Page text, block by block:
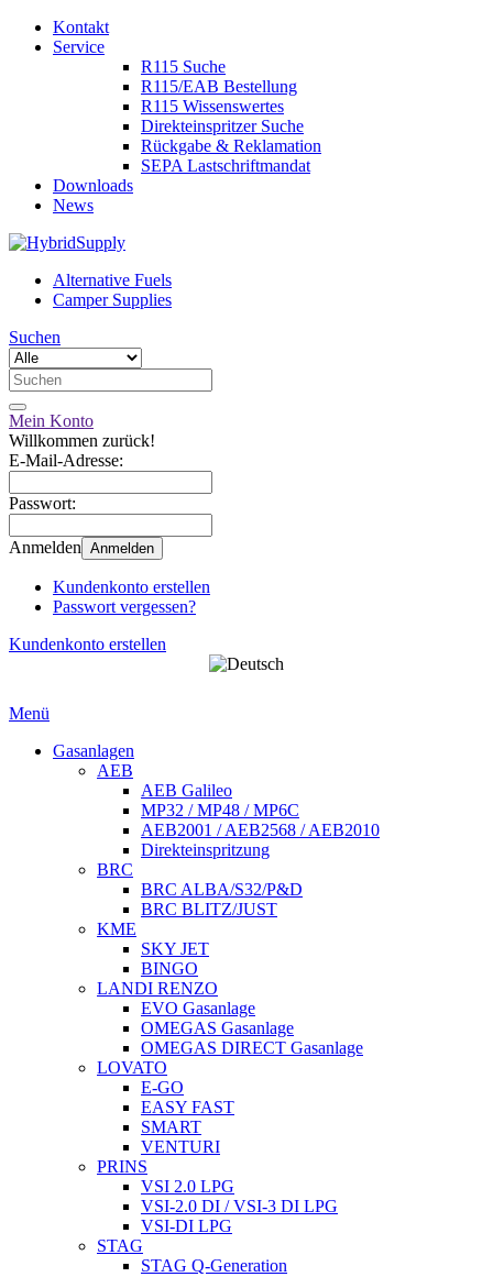
Kontakt
Service
R115 Suche
R115/EAB Bestellung
R115 Wissenswertes
Direkteinspritzer Suche
Rückgabe & Reklamation
SEPA Lastschriftmandat
Downloads
News
Alternative Fuels
Camper Supplies
Suchen
Mein Konto
Willkommen zurück!
E-Mail-Adresse:
Passwort:
Anmelden Anmelden
Kundenkonto erstellen
Passwort vergessen?
Kundenkonto erstellen
Menü
Gasanlagen
AEB
AEB Galileo
MP32 / MP48 / MP6C
AEB2001 / AEB2568 / AEB2010
Direkteinspritzung
BRC
BRC ALBA/S32/P&D
BRC BLITZ/JUST
KME
SKY JET
BINGO
LANDI RENZO
EVO Gasanlage
OMEGAS Gasanlage
OMEGAS DIRECT Gasanlage
LOVATO
E-GO
EASY FAST
SMART
VENTURI
PRINS
VSI 2.0 LPG
VSI-2.0 DI / VSI-3 DI LPG
VSI-DI LPG
STAG
STAG Q-Generation